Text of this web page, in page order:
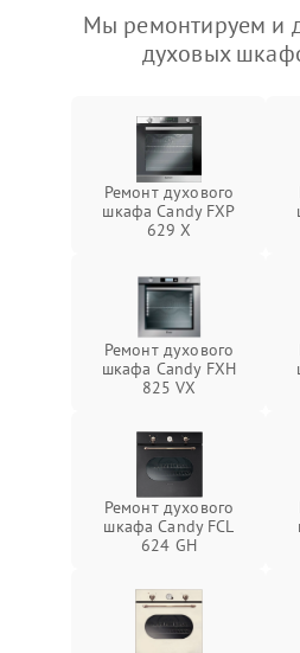
Мы ремонтируем и
духовых
Ремонт духового
шкафа Candy FXP
629 X
Ремонт духового
шкафа Candy FXH
825 VX
Ремонт духового
шкафа Candy FCL
624 GH